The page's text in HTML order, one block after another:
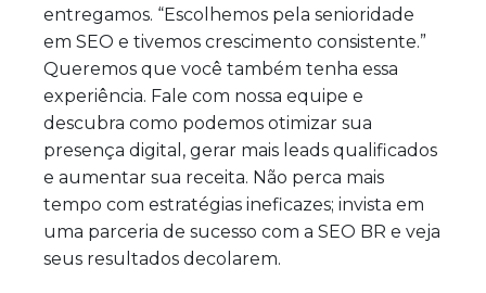
entregamos. “Escolhemos pela senioridade
em SEO e tivemos crescimento consistente.”
Queremos que você também tenha essa
experiência. Fale com nossa equipe e
descubra como podemos otimizar sua
presença digital, gerar mais leads qualificados
e aumentar sua receita. Não perca mais
tempo com estratégias ineficazes; invista em
uma parceria de sucesso com a SEO BR e veja
seus resultados decolarem.